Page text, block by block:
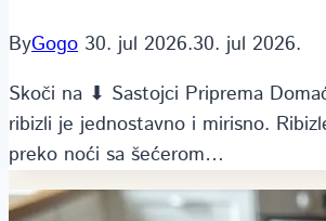
ByGogo 30. jul 2026.30. jul 2026.
Skoči na ⬇ Sastojci Priprema
ribizli je jednostavno i mirisno.
preko noći sa šećerom…